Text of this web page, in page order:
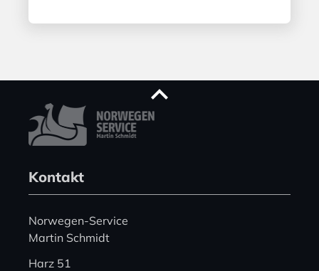
Kontakt
Norwegen-Service
Martin Schmidt
Harz 51